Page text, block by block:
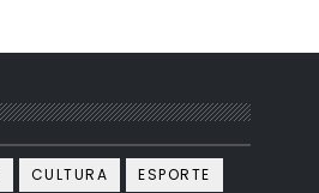
CULTURA
ESPORTE